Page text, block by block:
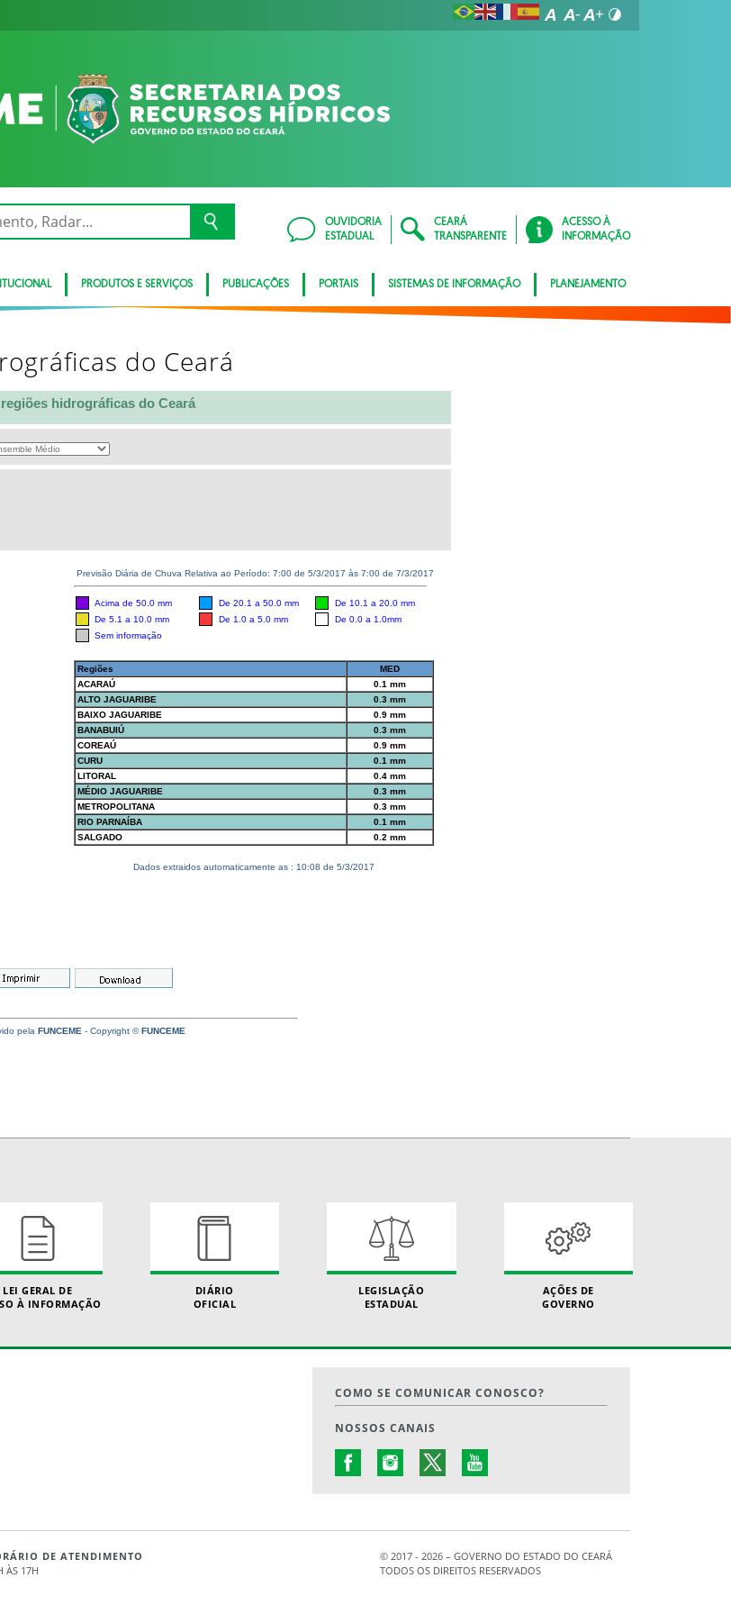
OUVIDORIA
ESTADUAL
CEARÁ
TRANSPARENTE
ACESSO À
INFORMAÇÃO
PRODUTOS E SERVIÇOS PUBLICAÇÕES PORTAIS SISTEMAS DE INFORMAÇÃO PLANEJAMENTO
do Ceará
LEI GERAL DE
À INFORMAÇÃO
DIÁRIO
OFICIAL
LEGISLAÇÃO
ESTADUAL
AÇÕES DE
GOVERNO
COMO SE COMUNICAR CONOSCO?
NOSSOS CANAIS
DE ATENDIMENTO
ÀS 17H
© 2017 - 2026 – GOVERNO DO ESTADO DO CEARÁ
TODOS OS DIREITOS RESERVADOS